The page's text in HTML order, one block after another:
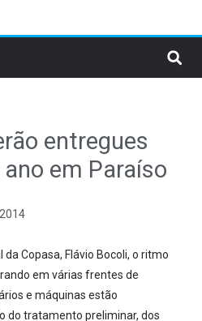
entregues
em Paraíso
Copasa, Flávio Bocoli, o ritmo
em várias frentes de
e máquinas estão
do tratamento preliminar, dos